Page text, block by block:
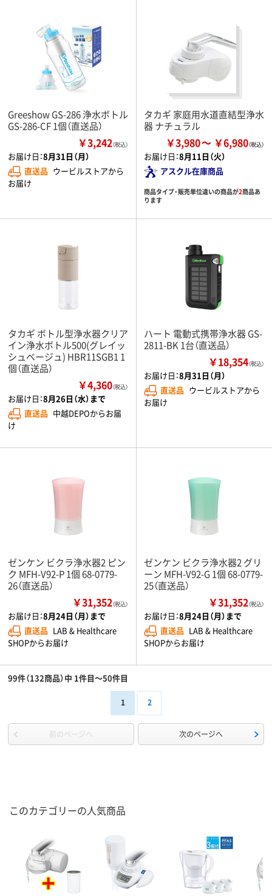
Greeshow GS-286 浄水ボトル
GS-286-CF 1個（直送品）
￥3,242（税込）
お届け日：8月31日（月）
直送品 ウービルストアから
お届け
タカギ 家庭用水道直結型浄水
器 ナチュラル
￥3,980 ￥6,980
お届け日：8月11日（火）
アスクル在庫商品
商品タイプ・販売単位違いの商品が2商品あ
ります
タカギ ボトル型浄水器クリア
イン浄水ボトル500(グレイッ
シュベージュ) HBR11SGB1 1
個（直送品）
￥4,360（税込）
お届け日：8月26日（水）まで
直送品 中越DEPOからお届
け
ハート 電動式携帯浄水器 GS-
2811-BK 1台（直送品）
￥18,354（税込）
お届け日：8月31日（月）
直送品 ウービルストアから
お届け
ゼンケン ビクラ浄水器2 ピン
ク MFH-V92-P 1個 68-0779-
26（直送品）
￥31,352（税込）
お届け日：8月24日（月）まで
直送品 LAB & Healthcare
SHOPからお届け
ゼンケン ビクラ浄水器2 グリ
ーン MFH-V92-G 1個 68-0779-
25（直送品）
￥31,352（税込）
お届け日：8月24日（月）まで
直送品 LAB & Healthcare
SHOPからお届け
99件（132商品）中 1件目～50件目
1 2
前のページへ 次のページへ
このカテゴリーの人気商品